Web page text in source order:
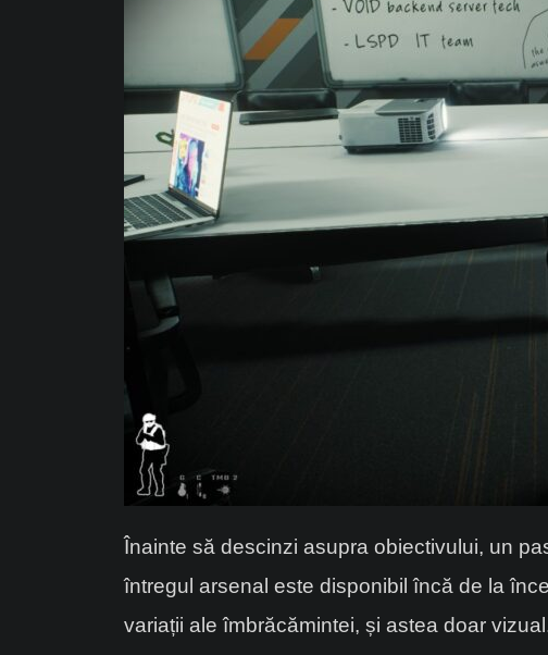
Înainte să descinzi asupra obiectivului, un
întregul arsenal este disponibil încă de la
variații ale îmbrăcămintei, și astea doar